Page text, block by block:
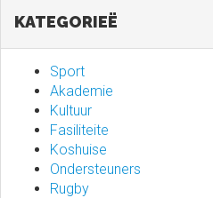
KATEGORIEË
Sport
Akademie
Kultuur
Fasiliteite
Koshuise
Ondersteuners
Rugby